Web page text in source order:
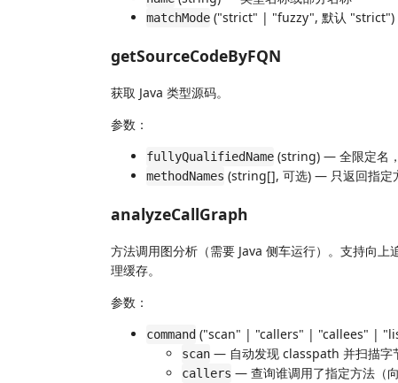
matchMode ("strict" | "fuzzy", 默认 "strict")
getSourceCodeByFQN
获取 Java 类型源码。
参数：
fullyQualifiedName (string) — 全限定名
methodNames (string[], 可选) — 只返回指定
analyzeCallGraph
方法调用图分析（需要 Java 侧车运行）。支持向
理缓存。
参数：
command ("scan" | "callers" | "callees" |
scan — 自动发现 classpath 并扫描字
callers — 查询谁调用了指定方法（向